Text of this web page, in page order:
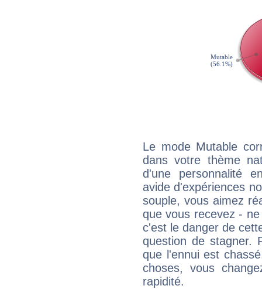
Le mode Mutable
dans votre thème
d'une personnalité
avide d'expériences
souple, vous aimez
que vous recevez -
c'est le danger de
question de stagner.
que l'ennui est
choses, vous
rapidité.